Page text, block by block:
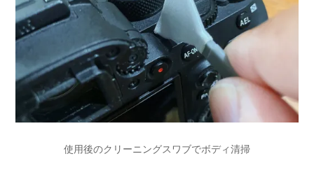
使用後のクリーニングスワブでボディ清掃